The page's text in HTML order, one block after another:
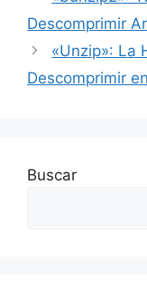
Descomprimir
«Unzip»: La
Descomprimir
Buscar